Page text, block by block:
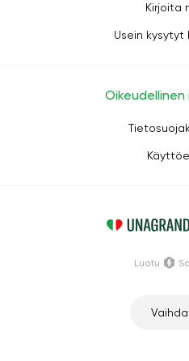
Kirjoita
Usein kysytyt
Luotu